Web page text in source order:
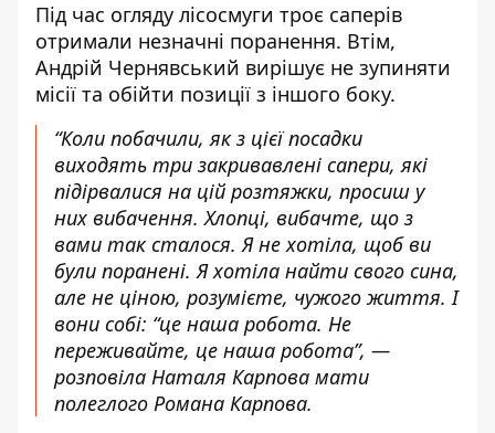
Під час огляду лісосмуги троє саперів
отримали незначні поранення. Втім,
Андрій Чернявський вирішує не зупиняти
місії та обійти позиції з іншого боку.
“Коли побачили, як з цієї посадки
виходять три закривавлені сапери, які
підірвалися на цій розтяжки, просиш у
них вибачення. Хлопці, вибачте, що з
вами так сталося. Я не хотіла, щоб ви
були поранені. Я хотіла найти свого сина,
але не ціною, розумієте, чужого життя. І
вони собі: “це наша робота. Не
переживайте, це наша робота”, —
розповіла Наталя Карпова мати
полеглого Романа Карпова.